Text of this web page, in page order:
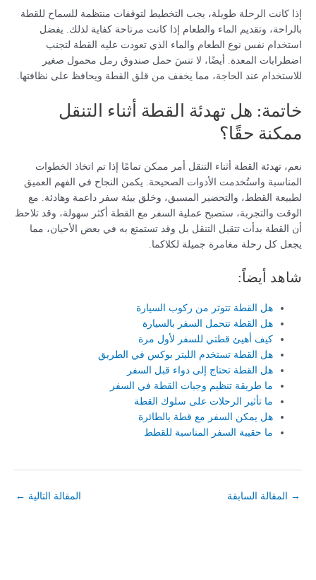
إذا كانت الرحلة طويلة، يجب التخطيط لتوقفات منتظمة للسماح للقطة
بالراحة، وتقديم الماء والطعام إذا كانت مرتاحة كفاية لذلك. يفضل
استخدام نفس نوع الطعام والماء الذي تعودت عليه القطة لتجنب
اضطرابات المعدة. أيضًا، لا تنسَ حمل صندوق رمل محمول صغير
للاستخدام عند الحاجة، مما يخفف من قلق القطة ويحافظ على نظافتها.
خاتمة: هل تهدئة القطة أثناء التنقل
ممكنة حقًا؟
نعم، تهدئة القطة أثناء التنقل أمر ممكن تمامًا إذا تم اتخاذ الخطوات
المناسبة واستُخدمت الأدوات الصحيحة. يكمن النجاح في الفهم العميق
لطبيعة القطط، والتحضير المسبق، وخلق بيئة سفر داعمة وهادئة. مع
الوقت والتجربة، ستصبح عملية السفر مع القطة أكثر سهولة، وقد تلاحظ
أن القطة بدأت تتقبل التنقل بل وقد تستمتع به في بعض الأحيان، مما
يجعل كل رحلة مغامرة جميلة لكلاكما.
شاهد أيضاً:
هل القطة تتوتر من ركوب السيارة
هل القطة تتحمل السفر بالسيارة
كيف أهيئ قطتي للسفر لأول مرة
هل القطة تستخدم الليتر بوكس في الطريق
هل القطة تحتاج إلى دواء قبل السفر
ما طريقة تنظيم وجبات القطة في السفر
ما تأثير الرحلات على سلوك القطة
هل يمكن السفر مع قطة بالطائرة
ما حقيبة السفر المناسبة للقطط
→ المقالة السابقة المقالة التالية ←